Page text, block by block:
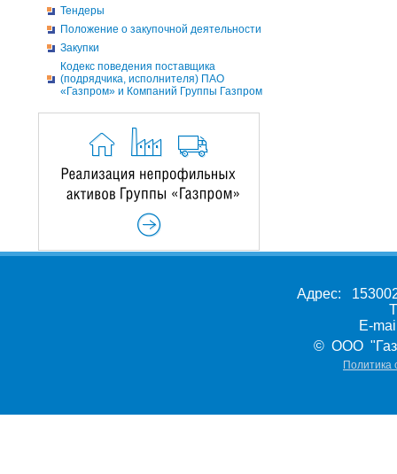
Тендеры
Положение о закупочной деятельности
Закупки
Кодекс поведения поставщика
(подрядчика, исполнителя) ПАО
«Газпром» и Компаний Группы Газпром
Адрес:
E-
© ООО
Политика